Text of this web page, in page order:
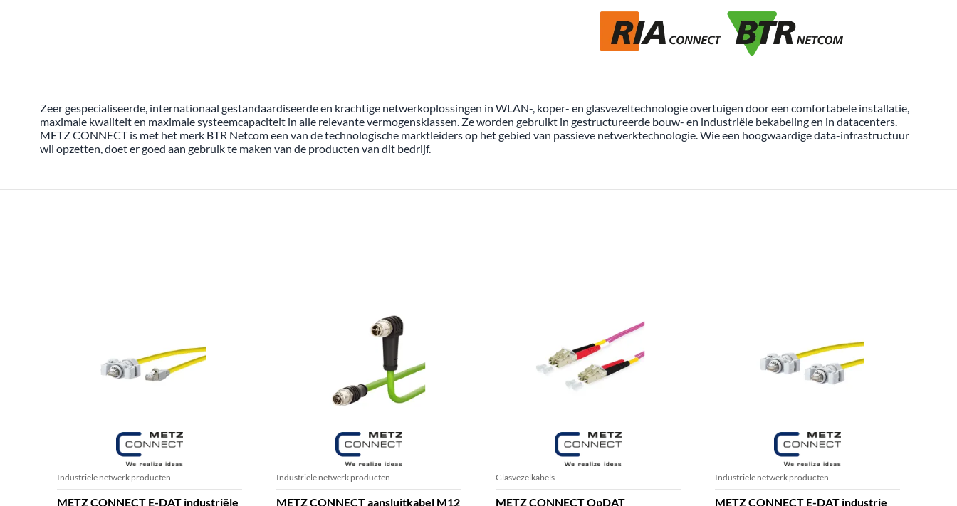
Zeer gespecialiseerde, internationaal gestandaardiseerde en krachtige netwerkoplossingen in WLAN-, koper- en glasvezeltechnologie overtuigen door een comfortabele installatie,
maximale kwaliteit en maximale systeemcapaciteit in alle relevante vermogensklassen. Ze worden gebruikt in gestructureerde bouw- en industriële bekabeling en in datacenters.
METZ CONNECT is met het merk BTR Netcom een ​​van de technologische marktleiders op het gebied van passieve netwerktechnologie. Wie een hoogwaardige data-infrastructuur
wil opzetten, doet er goed aan gebruik te maken van de producten van dit bedrijf.
Industriële netwerk producten
METZ CONNECT E-DAT industriële
Industriële netwerk producten
METZ CONNECT aansluitkabel M12
Glasvezelkabels
METZ CONNECT OpDAT
Industriële netwerk producten
METZ CONNECT E-DAT industrie